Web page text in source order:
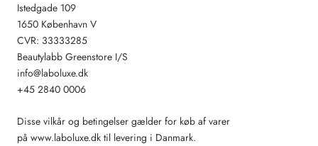
Istedgade 109
1650 København V
CVR: 33333285
Beautylabb Greenstore I/S
info@laboluxe.dk
+45 2840 0006
Disse vilkår og betingelser gælder for køb af varer
på www.laboluxe.dk til levering i Danmark.